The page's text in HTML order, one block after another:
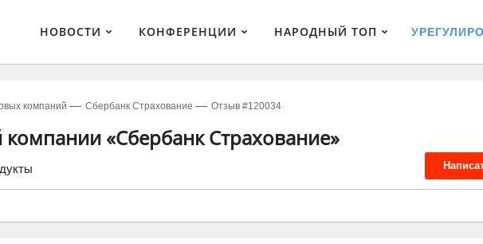
НОВОСТИ КОНФЕРЕНЦИИ НАРОДНЫЙ ТОП
компаний Сбербанк Страхование Отзыв #120034
«Сбербанк Страхование»